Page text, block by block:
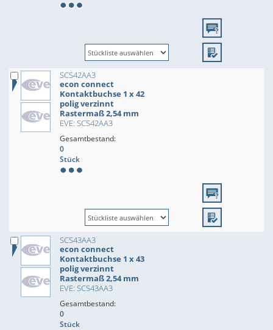
SCS42AA3
econ connect
Kontaktbuchse 1 x 42
polig verzinnt
Rastermaß 2,54 mm
EVE: SCS42AA3
Gesamtbestand:
0
Stück
SCS43AA3
econ connect
Kontaktbuchse 1 x 43
polig verzinnt
Rastermaß 2,54 mm
EVE: SCS43AA3
Gesamtbestand:
0
Stück